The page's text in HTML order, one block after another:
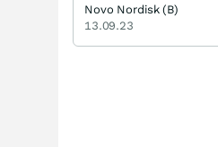
Novo Nordisk (B)
13.09.23